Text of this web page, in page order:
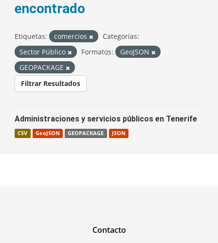
encontrado
Etiquetas: comercios
Categorías:
Sector Público
Formatos:
GeoJSON
GEOPACKAGE
Filtrar Resultados
Administraciones y servicios públicos en Tenerife
CSV GeoJSON GEOPACKAGE JSON
Contacto